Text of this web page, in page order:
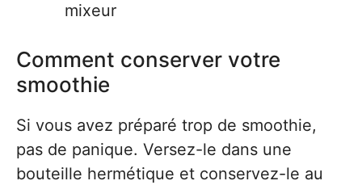
mixeur
Comment conserver votre
smoothie
Si vous avez préparé trop de smoothie,
pas de panique. Versez-le dans une
bouteille hermétique et conservez-le au